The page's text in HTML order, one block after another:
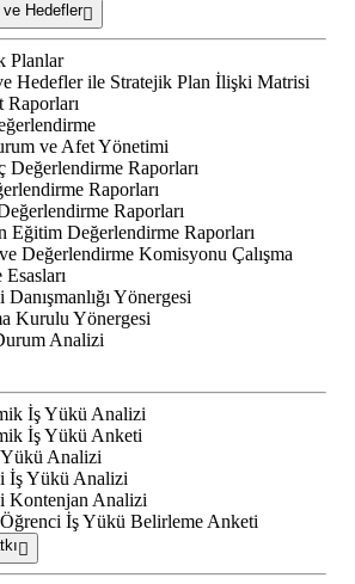
Hedefler
Planlar
Hedefler ile Stratejik Plan İlişki Matrisi
Raporları
ve Afet Yönetimi
Değerlendirme Raporları
Raporları
Raporları
Eğitim Değerlendirme Raporları
Değerlendirme Komisyonu Çalışma
Danışmanlığı Yönergesi
Kurulu Yönergesi
Analizi
İş Yükü Analizi
İş Yükü Anketi
Analizi
İş Yükü Analizi
Kontenjan Analizi
İş Yükü Belirleme Anketi